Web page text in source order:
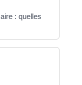
: quelles